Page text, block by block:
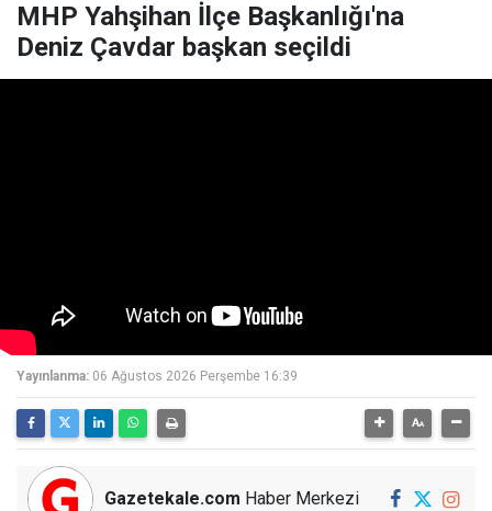
MHP Yahşihan İlçe Başkanlığı'na
Deniz Çavdar başkan seçildi
Yayınlanma: 06 Ağustos 2026 Perşembe 16:39
Gazetekale.com Haber Merkezi